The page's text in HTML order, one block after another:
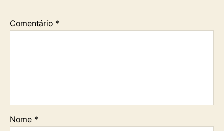
Comentário *
Nome *